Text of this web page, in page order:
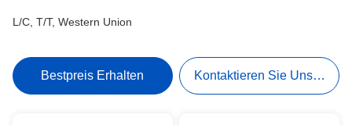
L/C, T/T, Western Union
Bestpreis Erhalten Kontaktieren Sie Uns Jetzt